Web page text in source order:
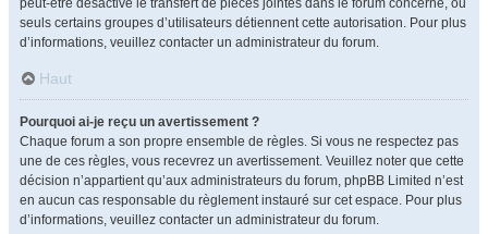
peut-être désactivé le transfert de pièces jointes dans le forum concerné, ou
seuls certains groupes d’utilisateurs détiennent cette autorisation. Pour plus
d’informations, veuillez contacter un administrateur du forum.
Haut
Pourquoi ai-je reçu un avertissement ?
Chaque forum a son propre ensemble de règles. Si vous ne respectez pas
une de ces règles, vous recevrez un avertissement. Veuillez noter que cette
décision n’appartient qu’aux administrateurs du forum, phpBB Limited n’est
en aucun cas responsable du règlement instauré sur cet espace. Pour plus
d’informations, veuillez contacter un administrateur du forum.